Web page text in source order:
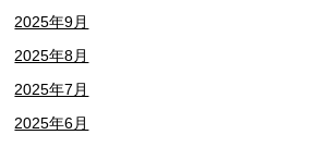
2025年9月
2025年8月
2025年7月
2025年6月